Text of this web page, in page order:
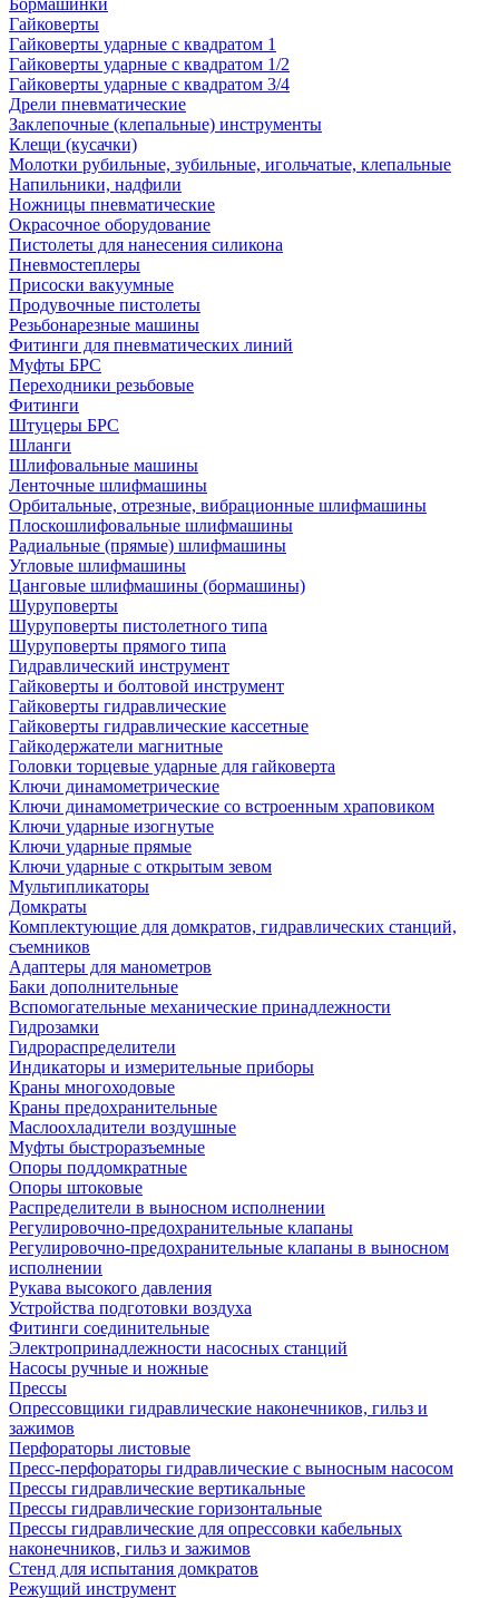
Бормашинки
Гайковерты
Гайковерты ударные с квадратом 1
Гайковерты ударные с квадратом 1/2
Гайковерты ударные с квадратом 3/4
Дрели пневматические
Заклепочные (клепальные) инструменты
Клещи (кусачки)
Молотки рубильные, зубильные, игольчатые, клепальные
Напильники, надфили
Ножницы пневматические
Окрасочное оборудование
Пистолеты для нанесения силикона
Пневмостеплеры
Присоски вакуумные
Продувочные пистолеты
Резьбонарезные машины
Фитинги для пневматических линий
Муфты БРС
Переходники резьбовые
Фитинги
Штуцеры БРС
Шланги
Шлифовальные машины
Ленточные шлифмашины
Орбитальные, отрезные, вибрационные шлифмашины
Плоскошлифовальные шлифмашины
Радиальные (прямые) шлифмашины
Угловые шлифмашины
Цанговые шлифмашины (бормашины)
Шуруповерты
Шуруповерты пистолетного типа
Шуруповерты прямого типа
Гидравлический инструмент
Гайковерты и болтовой инструмент
Гайковерты гидравлические
Гайковерты гидравлические кассетные
Гайкодержатели магнитные
Головки торцевые ударные для гайковерта
Ключи динамометрические
Ключи динамометрические со встроенным храповиком
Ключи ударные изогнутые
Ключи ударные прямые
Ключи ударные с открытым зевом
Мультипликаторы
Домкраты
Комплектующие для домкратов, гидравлических станций,
съемников
Адаптеры для манометров
Баки дополнительные
Вспомогательные механические принадлежности
Гидрозамки
Гидрораспределители
Индикаторы и измерительные приборы
Краны многоходовые
Краны предохранительные
Маслоохладители воздушные
Муфты быстроразъемные
Опоры поддомкратные
Опоры штоковые
Распределители в выносном исполнении
Регулировочно-предохранительные клапаны
Регулировочно-предохранительные клапаны в выносном
исполнении
Рукава высокого давления
Устройства подготовки воздуха
Фитинги соединительные
Электропринадлежности насосных станций
Насосы ручные и ножные
Прессы
Опрессовщики гидравлические наконечников, гильз и
зажимов
Перфораторы листовые
Пресс-перфораторы гидравлические с выносным насосом
Прессы гидравлические вертикальные
Прессы гидравлические горизонтальные
Прессы гидравлические для опрессовки кабельных
наконечников, гильз и зажимов
Стенд для испытания домкратов
Режущий инструмент